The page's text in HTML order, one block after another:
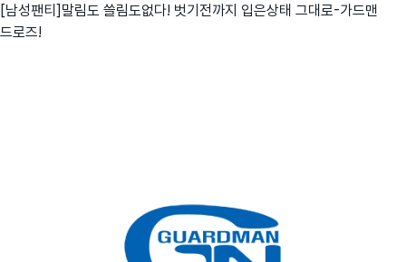
[남성팬티]말림도 쓸림도없다! 벗기전까지 입은상태 그대로-가드맨
드로즈!